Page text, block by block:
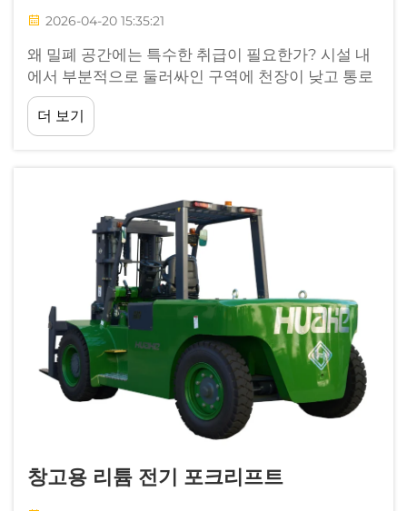
2026-04-20 15:35:21
왜 밀폐 공간에는 특수한 취급이 필요한가? 시설 내
에서 부분적으로 둘러싸인 구역에 천장이 낮고 통로
가 좁은 지역을 식별하여 물류 처리 장비가 주요 어
려움을 겪는 상황을 분석합니다. 이러한 지역은 설계
제약 사항을 고려해야 합니다...
더 보기
창고용 리튬 전기 포크리프트